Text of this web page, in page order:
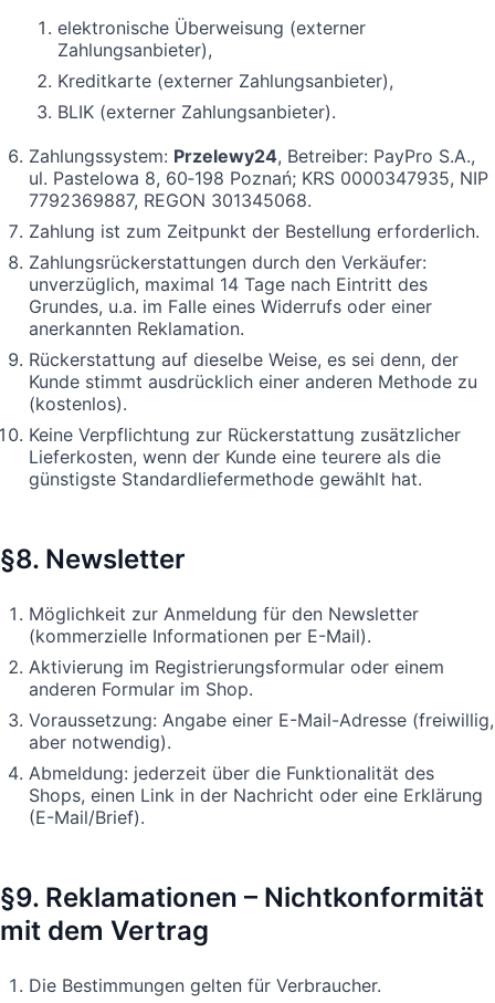
elektronische Überweisung (externer
Zahlungsanbieter),
Kreditkarte (externer Zahlungsanbieter),
BLIK (externer Zahlungsanbieter).
Zahlungssystem: Przelewy24, Betreiber: PayPro S.A.,
ul. Pastelowa 8, 60‑198 Poznań; KRS 0000347935, NIP
7792369887, REGON 301345068.
Zahlung ist zum Zeitpunkt der Bestellung erforderlich.
Zahlungsrückerstattungen durch den Verkäufer:
unverzüglich, maximal 14 Tage nach Eintritt des
Grundes, u.a. im Falle eines Widerrufs oder einer
anerkannten Reklamation.
Rückerstattung auf dieselbe Weise, es sei denn, der
Kunde stimmt ausdrücklich einer anderen Methode zu
(kostenlos).
Keine Verpflichtung zur Rückerstattung zusätzlicher
Lieferkosten, wenn der Kunde eine teurere als die
günstigste Standardliefermethode gewählt hat.
§8. Newsletter
Möglichkeit zur Anmeldung für den Newsletter
(kommerzielle Informationen per E-Mail).
Aktivierung im Registrierungsformular oder einem
anderen Formular im Shop.
Voraussetzung: Angabe einer E-Mail-Adresse (freiwillig,
aber notwendig).
Abmeldung: jederzeit über die Funktionalität des
Shops, einen Link in der Nachricht oder eine Erklärung
(E-Mail/Brief).
§9. Reklamationen – Nichtkonformität
mit dem Vertrag
Die Bestimmungen gelten für Verbraucher.